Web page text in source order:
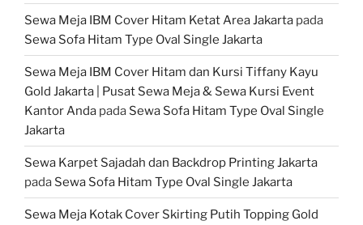
Sewa Meja IBM Cover Hitam Ketat Area Jakarta pada
Sewa Sofa Hitam Type Oval Single Jakarta
Sewa Meja IBM Cover Hitam dan Kursi Tiffany Kayu
Gold Jakarta | Pusat Sewa Meja & Sewa Kursi Event
Kantor Anda pada Sewa Sofa Hitam Type Oval Single
Jakarta
Sewa Karpet Sajadah dan Backdrop Printing Jakarta
pada Sewa Sofa Hitam Type Oval Single Jakarta
Sewa Meja Kotak Cover Skirting Putih Topping Gold